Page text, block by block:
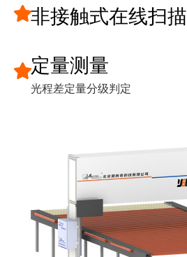
非接触式在线扫描
定量测量
光程差定量分级判定